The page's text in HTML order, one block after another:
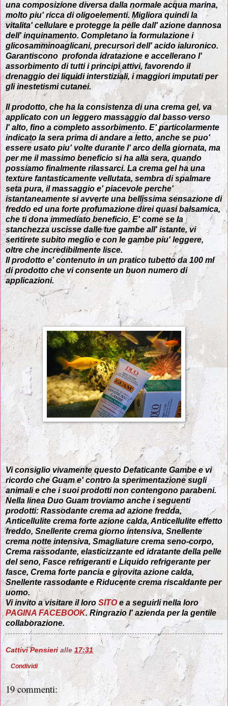
una composizione diversa dalla normale acqua marina,
molto piu' ricca di oligoelementi. Migliora quindi la
vitalita' cellulare e protegge la pelle dall' azione dannosa
dell' inquinamento. Completano la formulazione i
glicosamminoaglicani, precursori dell' acido ialuronico.
Garantiscono profonda idratazione e accellerano l'
assorbimento di tutti i principi attivi, favorendo il
drenaggio dei liquidi interstiziali, i maggiori imputati per
gli inestetismi cutanei.
Il prodotto, che ha la consistenza di una crema gel, va
applicato con un leggero massaggio dal basso verso
l' alto, fino a completo assorbimento. E' particolarmente
indicato la sera prima di andare a letto, anche se puo'
essere usato piu' volte durante l' arco della giornata, ma
per me il massimo beneficio si ha alla sera, quando
possiamo finalmente rilassarci. La crema gel ha una
texture fantasticamente vellutata, sembra di spalmare
seta pura, il massaggio e' piacevole perche'
istantaneamente si avverte una bellissima sensazione di
freddo ed una forte profumazione direi quasi balsamica,
che ti dona immediato beneficio. E' come se la
stanchezza uscisse dalle tue gambe all' istante, vi
sentirete subito meglio e con le gambe piu' leggere,
oltre che incredibilmente lisce.
Il prodotto e' contenuto in un pratico tubetto da 100 ml
di prodotto che vi consente un buon numero di
applicazioni.
Vi consiglio vivamente questo Defaticante Gambe e vi
ricordo che Guam e' contro la sperimentazione sugli
animali e che i suoi prodotti non contengono parabeni.
Nella linea Duo Guam troviamo anche i seguenti
prodotti: Rassodante crema ad azione fredda,
Anticellulite crema forte azione calda, Anticellulite effetto
freddo, Snellente crema giorno intensiva, Snellente
crema notte intensiva, Smagliature crema seno-corpo,
Crema rassodante, elasticizzante ed idratante della pelle
del seno, Fasce refrigeranti e Liquido refrigerante per
fasce, Crema forte pancia e girovita azione calda,
Snellente rassodante e Riducente crema riscaldante per
uomo.
Vi invito a visitare il loro SITOe a seguirli nella loro
PAGINA FACEBOOK. Ringrazio l' azienda per la gentile
collaborazione.
Cattivi Pensieri alle 17:31
Condividi
19 commenti: